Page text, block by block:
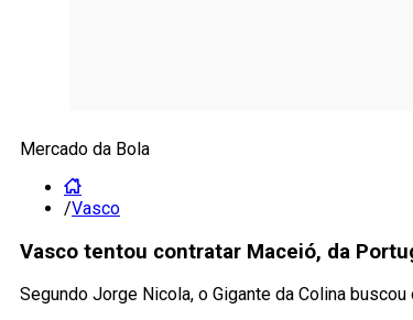
Mercado da Bola
/Vasco
Vasco tentou contratar Maceió, da
Segundo Jorge Nicola, o Gigante da Colina